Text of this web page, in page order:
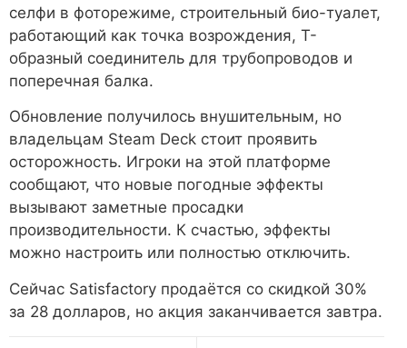
селфи в фоторежиме, строительный био-туалет,
работающий как точка возрождения, Т-
образный соединитель для трубопроводов и
поперечная балка.
Обновление получилось внушительным, но
владельцам Steam Deck стоит проявить
осторожность. Игроки на этой платформе
сообщают, что новые погодные эффекты
вызывают заметные просадки
производительности. К счастью, эффекты
можно настроить или полностью отключить.
Сейчас Satisfactory продаётся со скидкой 30%
за 28 долларов, но акция заканчивается завтра.